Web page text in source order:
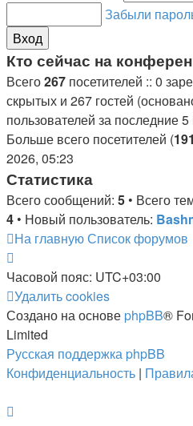
Забыли
Кто сейчас на
Всего267 посетителей :: 0
скрытых и 267 гостей
пользователей за последние 5
Больше всего посетителей (
2026, 05:23
Статистика
Всего сообщений: 5 • Всего
4 • Новый пользователь:
На главнуюСписок форумов
Часовой пояс: UTC+03:00
Удалить cookies
Создано на основе phpBB®
Limited
Русская поддержка phpBB
Конфиденциальность |